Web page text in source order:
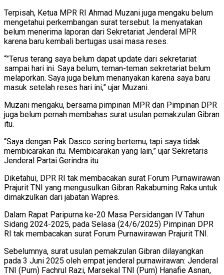
Terpisah, Ketua MPR RI Ahmad Muzani juga mengaku belum
mengetahui perkembangan surat tersebut. Ia menyatakan
belum menerima laporan dari Sekretariat Jenderal MPR
karena baru kembali bertugas usai masa reses.
“”Terus terang saya belum dapat update dari sekretariat
sampai hari ini. Saya belum, teman-teman sekretariat belum
melaporkan. Saya juga belum menanyakan karena saya baru
masuk setelah reses hari ini,” ujar Muzani.
Muzani mengaku, bersama pimpinan MPR dan Pimpinan DPR
juga belum pernah membahas surat usulan pemakzulan Gibran
itu.
“Saya dengan Pak Dasco sering bertemu, tapi saya tidak
membicarakan itu. Membicarakan yang lain,” ujar Sekretaris
Jenderal Partai Gerindra itu.
Diketahui, DPR RI tak membacakan surat Forum Purnawirawan
Prajurit TNI yang mengusulkan Gibran Rakabuming Raka untuk
dimakzulkan dari jabatan Wapres.
Dalam Rapat Paripurna ke-20 Masa Persidangan IV Tahun
Sidang 2024-2025, pada Selasa (24/6/2025) Pimpinan DPR
RI tak membacakan surat Forum Purnawirawan Prajurit TNI.
Sebelumnya, surat usulan pemakzulan Gibran dilayangkan
pada 3 Juni 2025 oleh empat jenderal purnawirawan: Jenderal
TNI (Purn) Fachrul Razi, Marsekal TNI (Purn) Hanafie Asnan,